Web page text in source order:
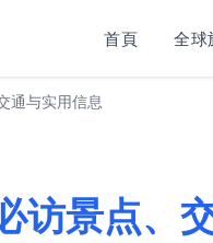
首頁 全球
通与实用信息
访景点、